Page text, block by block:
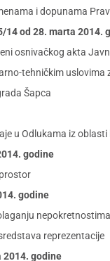
i dopunama
14 od 28. marta 2014.
osnivačkog akta
tehničkim
Šapca
u Odlukama iz
godine
godine
reprezentacije
2014. godine